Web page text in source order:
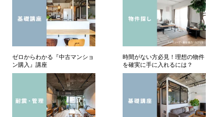
ゼロからわかる『中古マンショ
ン購入』講座
時間がない方必見！理想の物件
を確実に手に入れるには？